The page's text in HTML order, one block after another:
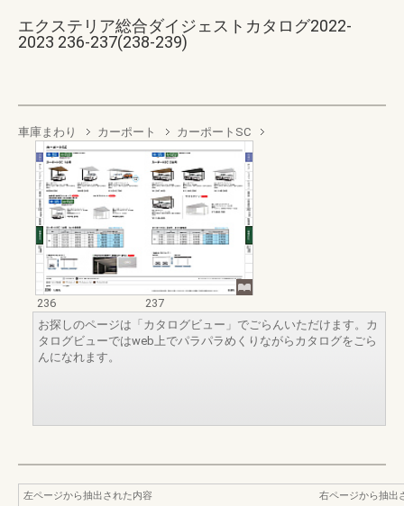
エクステリア総合ダイジェストカタログ2022-
2023 236-237(238-239)
車庫まわり カーポート カーポートSC
236
237
お探しのページは「カタログビュー」でごらんいただけます。カ
タログビューではweb上でパラパラめくりながらカタログをごら
んになれます。
左ページから抽出された内容
右ページから抽出